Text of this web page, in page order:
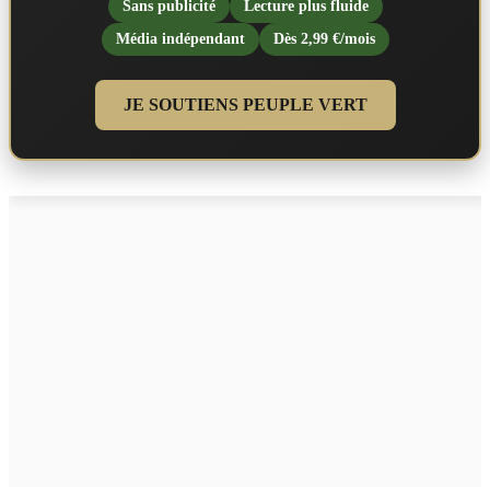
Sans publicité
Lecture plus fluide
Média indépendant
Dès 2,99 €/mois
JE SOUTIENS PEUPLE VERT